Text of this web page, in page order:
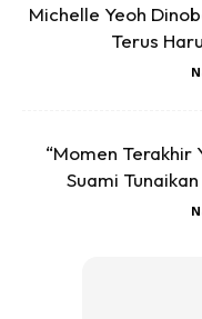
Michelle Yeoh
Terus
“Momen Terakhir
Suami